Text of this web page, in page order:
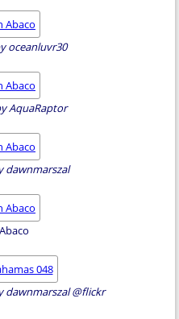
oceanluvr30
AquaRaptor
dawnmarszal
dawnmarszal @flickr